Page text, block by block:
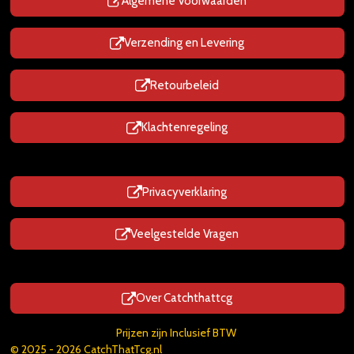
Verzending en Levering
Retourbeleid
Klachtenregeling
Privacyverklaring
Veelgestelde Vragen
Over Catchthattcg
Prijzen zijn Inclusief BTW
© 2025 - 2026 CatchThatTcg.nl